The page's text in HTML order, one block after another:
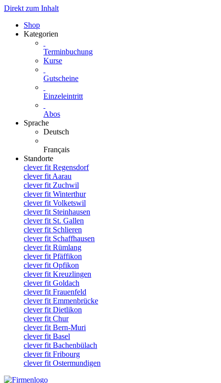
Direkt zum Inhalt
Shop
Kategorien
Terminbuchung
Kurse
Gutscheine
Einzeleintritt
Abos
Sprache
Deutsch
Français
Standorte
clever fit Regensdorf
clever fit Aarau
clever fit Zuchwil
clever fit Winterthur
clever fit Volketswil
clever fit Steinhausen
clever fit St. Gallen
clever fit Schlieren
clever fit Schaffhausen
clever fit Rümlang
clever fit Pfäffikon
clever fit Opfikon
clever fit Kreuzlingen
clever fit Goldach
clever fit Frauenfeld
clever fit Emmenbrücke
clever fit Dietlikon
clever fit Chur
clever fit Bern-Muri
clever fit Basel
clever fit Bachenbülach
clever fit Fribourg
clever fit Ostermundigen